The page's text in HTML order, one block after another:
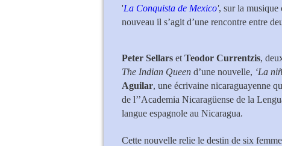
'La Conquista de Mexico', sur la musique
nouveau il s’agit d’une rencontre entre
Peter Sellars et Teodor Currentzis,
The Indian Queen d’une nouvelle, ‘La
Aguilar, une écrivaine nicaraguayenne
de l’’Academia Nicaragüense de la
langue espagnole au Nicaragua.
Cette nouvelle relie le destin de six